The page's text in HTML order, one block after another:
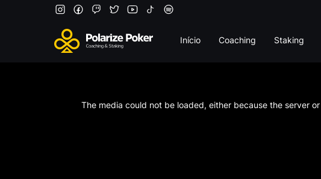
Início Coaching Staking
The media could not be loaded, either because the server